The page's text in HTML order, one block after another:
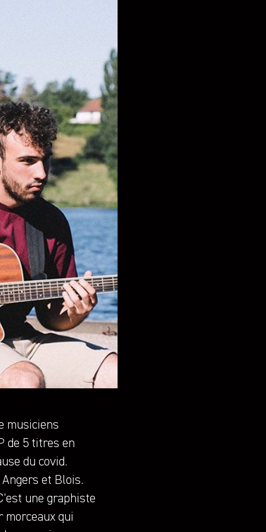
musiciens
de 5 titres en
du covid.
et Blois.
une graphiste
morceaux qui